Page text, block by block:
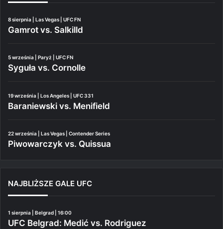
8 sierpnia | Las Vegas | UFC FN
Gamrot vs. Salkilld
5 września | Paryż | UFC FN
Syguła vs. Cornolle
19 września | Los Angeles | UFC 331
Baraniewski vs. Menifield
22 września | Las Vegas | Contender Series
Piwowarczyk vs. Quissua
NAJBLIŻSZE GALE UFC
1 sierpnia | Belgrad | 16:00
UFC Belgrad: Medić vs. Rodriguez